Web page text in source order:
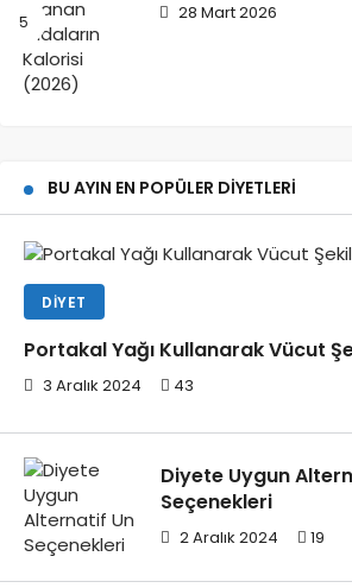
28 Mart 2026
BU AYIN EN POPÜLER DIYETLERI
DIYET
Portakal Yağı Kullanarak Vücut
3 Aralık 2024 43
Diyete Uygun
Seçenekleri
2 Aralık 2024 19